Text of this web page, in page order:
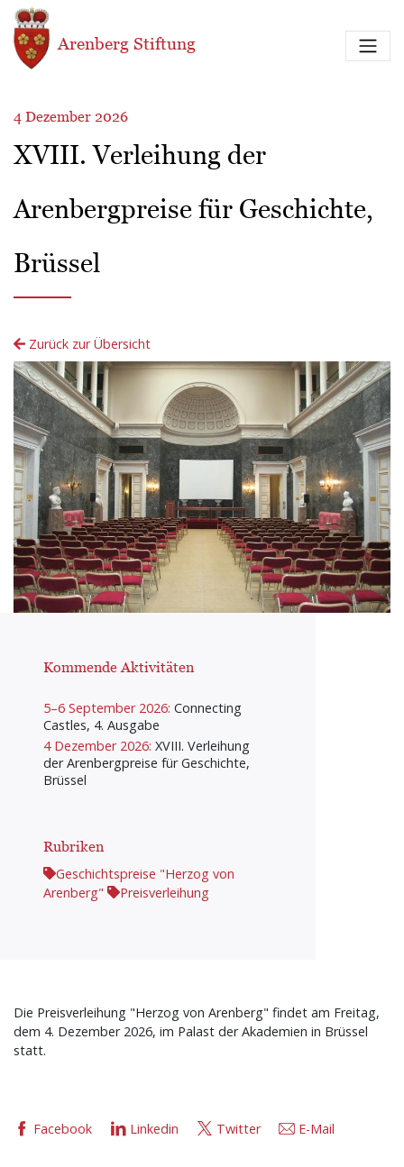
Direkt zum Inhalt
Arenberg Stiftung
4 Dezember 2026
XVIII. Verleihung der
Arenbergpreise für Geschichte,
Brüssel
Zurück zur Übersicht
Kommende Aktivitäten
5–6 September 2026: Connecting
Castles, 4. Ausgabe
4 Dezember 2026: XVIII. Verleihung
der Arenbergpreise für Geschichte,
Brüssel
Rubriken
Geschichtspreise "Herzog von
Arenberg"
Preisverleihung
Die Preisverleihung "Herzog von Arenberg" findet am Freitag,
dem 4. Dezember 2026, im Palast der Akademien in Brüssel
statt.
Facebook Linkedin Twitter E-Mail